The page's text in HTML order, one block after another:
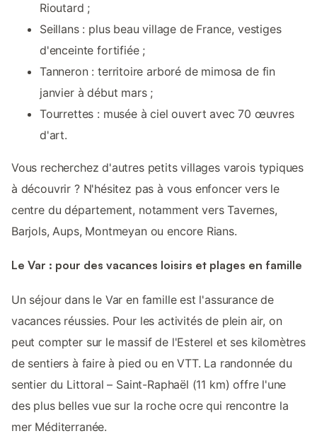
Rioutard ;
Seillans : plus beau village de France, vestiges
d'enceinte fortifiée ;
Tanneron : territoire arboré de mimosa de fin
janvier à début mars ;
Tourrettes : musée à ciel ouvert avec 70 œuvres
d'art.
Vous recherchez d'autres petits villages varois typiques
à découvrir ? N'hésitez pas à vous enfoncer vers le
centre du département, notamment vers Tavernes,
Barjols, Aups, Montmeyan ou encore Rians.
Le Var : pour des vacances loisirs et plages en famille
Un séjour dans le Var en famille est l'assurance de
vacances réussies. Pour les activités de plein air, on
peut compter sur le massif de l'Esterel et ses kilomètres
de sentiers à faire à pied ou en VTT. La randonnée du
sentier du Littoral – Saint-Raphaël (11 km) offre l'une
des plus belles vue sur la roche ocre qui rencontre la
mer Méditerranée.